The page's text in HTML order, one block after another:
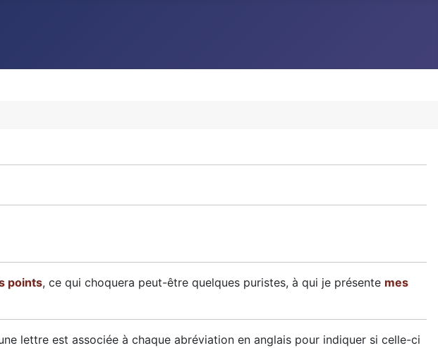
points, ce qui choquera peut-être quelques puristes, à qui je présente mes
lettre est associée à chaque abréviation en anglais pour indiquer si celle-ci